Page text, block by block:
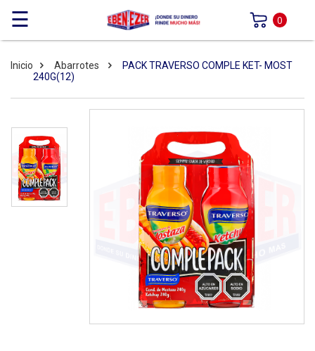
☰ 0
Inicio Abarrotes
PACK TRAVERSO COMPLE KET- MOST
240G(12)